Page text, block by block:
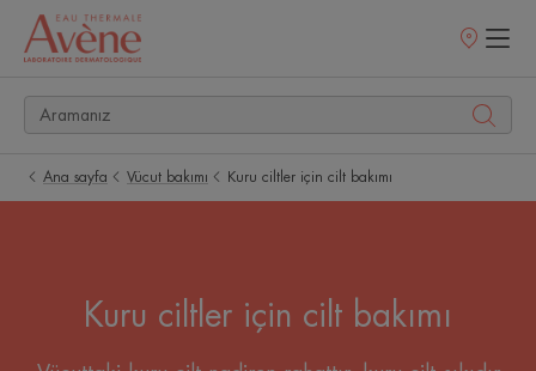
Satış
Ana sayfa Vücut bakımı Kuru ciltler için cilt bakımı
Kuru ciltler için cilt bakımı